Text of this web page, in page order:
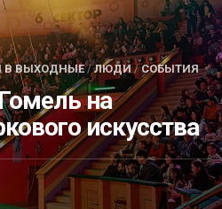
В ВЫХОДНЫЕ/ЛЮДИ/СОБЫТИЯ
на
искусства